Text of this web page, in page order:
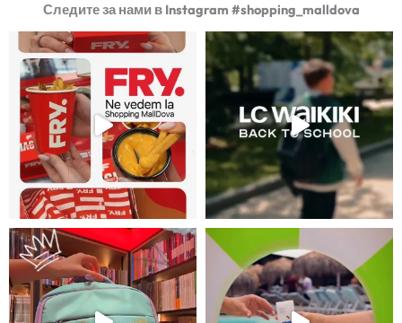
Следите за нами в Instagram #shopping_malldova